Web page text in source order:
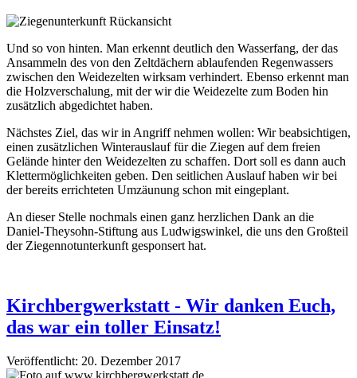
Und so von hinten. Man erkennt deutlich den Wasserfang, der das
Ansammeln des von den Zeltdächern ablaufenden Regenwassers
zwischen den Weidezelten wirksam verhindert. Ebenso erkennt man
die Holzverschalung, mit der wir die Weidezelte zum Boden hin
zusätzlich abgedichtet haben.
Nächstes Ziel, das wir in Angriff nehmen wollen: Wir beabsichtigen,
einen zusätzlichen Winterauslauf für die Ziegen auf dem freien
Gelände hinter den Weidezelten zu schaffen. Dort soll es dann auch
Klettermöglichkeiten geben. Den seitlichen Auslauf haben wir bei
der bereits errichteten Umzäunung schon mit eingeplant.
An dieser Stelle nochmals einen ganz herzlichen Dank an die
Daniel-Theysohn-Stiftung aus Ludwigswinkel, die uns den Großteil
der Ziegennotunterkunft gesponsert hat.
Kirchbergwerkstatt - Wir danken Euch,
das war ein toller Einsatz!
Veröffentlicht: 20. Dezember 2017